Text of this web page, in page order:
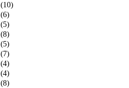
(10)
(6)
(5)
(8)
(5)
(7)
(4)
(4)
(8)